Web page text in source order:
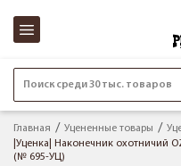
Поиск среди 30 тыс. товаров
Главная Уцененные товары
|Уценка| Наконечник охотничий
(№ 695-УЦ)